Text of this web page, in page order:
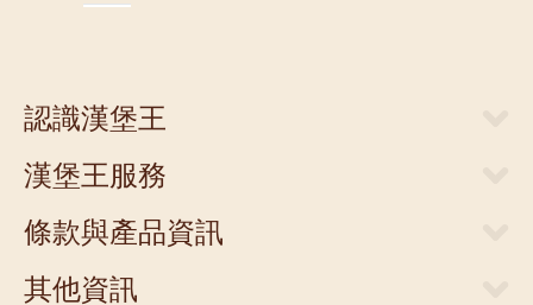
認識漢堡王
關於漢堡王
新聞中心
人才招募
聯絡我們
漢堡王服務
當期優惠券
外送服務
門市清單
條款與產品資訊
網站隱私權聲明
其他資訊